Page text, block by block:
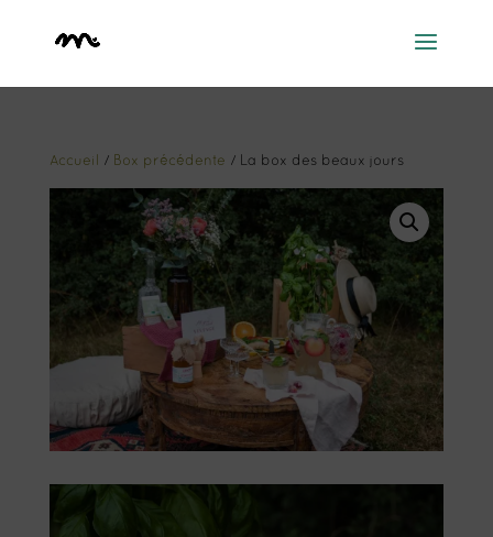
Accueil / Box précédente / La box des beaux jours